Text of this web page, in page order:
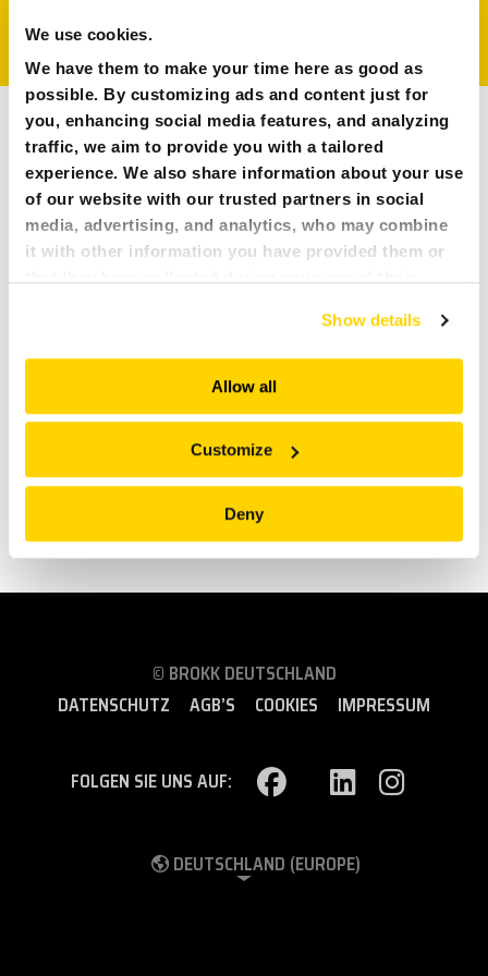
We use cookies.
We have them to make your time here as good as
possible. By customizing ads and content just for
you, enhancing social media features, and analyzing
traffic, we aim to provide you with a tailored
experience. We also share information about your use
of our website with our trusted partners in social
media, advertising, and analytics, who may combine
it with other information you have provided them or
and serve you content that truly matters. Join us and
explore more!
Show details
Allow all
Customize
Deny
NEWS
PRESSE
KARRIERE
MY BROKK
SUCHEN
Stützauslegern. Geringes Gewicht und hohe Leistung.
ÜBERSICHT ANBAUGERÄTE
TECHNISCHE SPEZIFIKATIONEN
Brokk Montagegreifer
250 mm
B300: 150 kg / B500: 500 kg / B900: 500
320 kg
Erfordert eine zusätzliche hydraulische Extrafunktion sowie Lasthalteventile
mit Schlauchbruchsicherung und Hydraulische Extrafunktion 2
Alle Gewichte beziehen sich auf das Anbauwerkzeug (inkl. Aufnahmeplatte,
© BROKK DEUTSCHLAND
DATENSCHUTZ
AGB’S COOKIES IMPRESSUM
FOLGEN SIE UNS AUF:
DEUTSCHLAND (EUROPE)